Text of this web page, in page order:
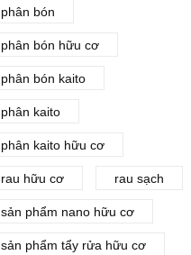
phân bón
phân bón hữu cơ
phân bón kaito
phân kaito
phân kaito hữu cơ
rau hữu cơ rau sạch
sản phẩm nano hữu cơ
sản phẩm tẩy rửa hữu cơ